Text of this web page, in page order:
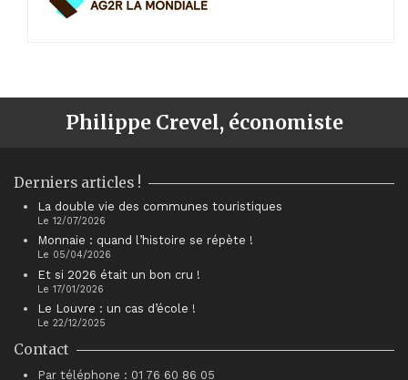
Philippe Crevel, économiste
Derniers articles !
La double vie des communes touristiques
Le 12/07/2026
Monnaie : quand l’histoire se répète !
Le 05/04/2026
Et si 2026 était un bon cru !
Le 17/01/2026
Le Louvre : un cas d’école !
Le 22/12/2025
Contact
Par téléphone : 01 76 60 86 05